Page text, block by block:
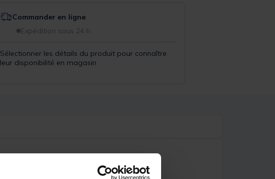
Commander en ligne
Expédition sous 24 h
Sélectionner les détails du produit pour connaître
leur disponibilité en magasin